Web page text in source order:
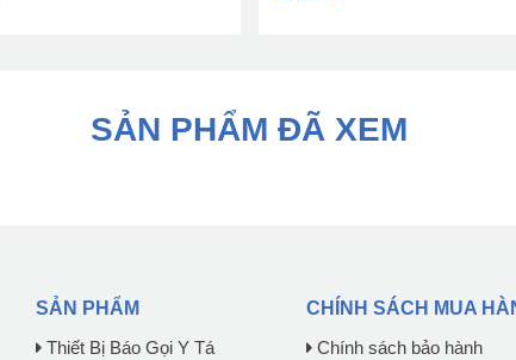
SẢN PHẨM ĐÃ XEM
SẢN PHẨM
Thiết Bị Báo Gọi Y Tá
CHÍNH SÁCH MUA
Chính sách bảo hành